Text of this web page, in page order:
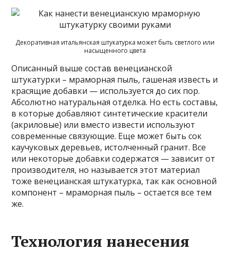
Декоративная итальянская штукатурка может быть светлого или
насыщенного цвета
Описанный выше состав венецианской
штукатурки – мраморная пыль, гашеная известь и
красящие добавки — используется до сих пор.
Абсолютно натуральная отделка. Но есть составы,
в которые добавляют синтетические красители
(акриловые) или вместо извести используют
современные связующие. Еще может быть сок
каучуковых деревьев, истолченный гранит. Все
или некоторые добавки содержатся — зависит от
производителя, но называется этот материал
тоже венецианская штукатурка, так как основной
компонент – мраморная пыль – остается все тем
же.
Технология нанесения